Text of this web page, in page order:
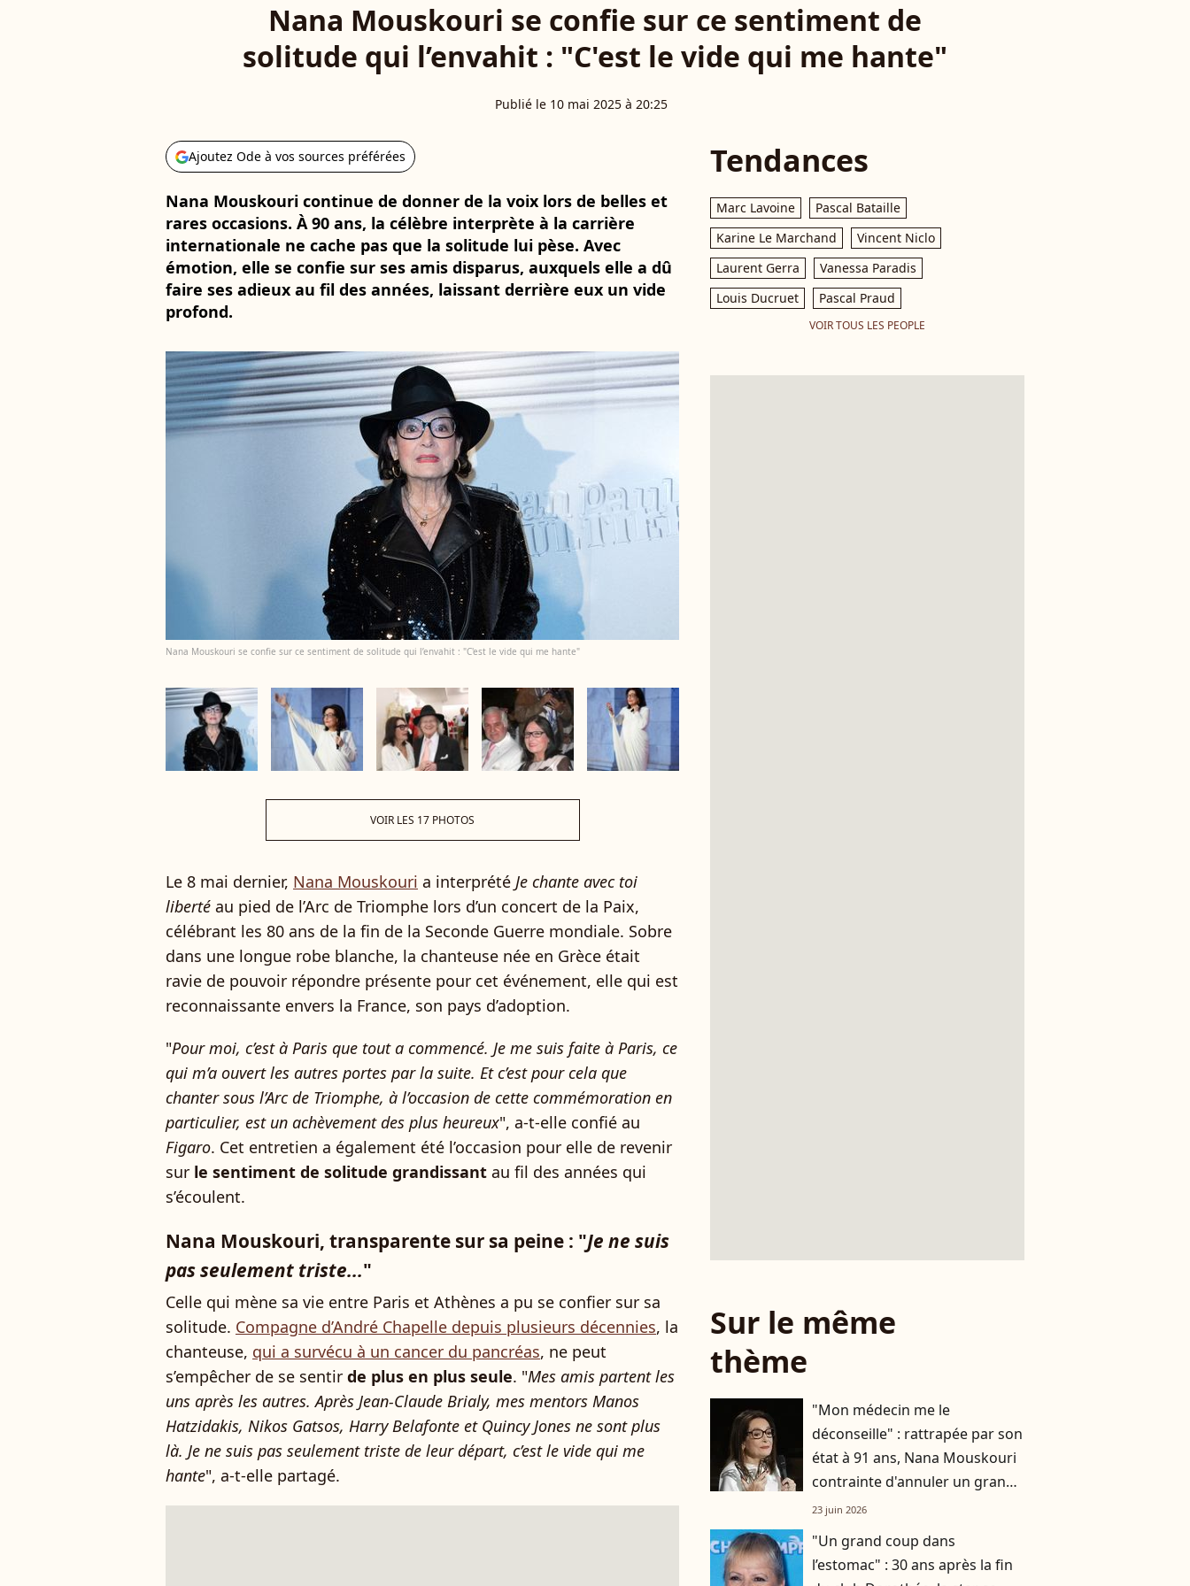
Nana Mouskouri se confie sur ce sentiment de
solitude qui l’envahit : "C'est le vide qui me hante"
Publié le 10 mai 2025 à 20:25
Ajoutez Ode à vos sources préférées
Nana Mouskouri continue de donner de la voix lors de belles et
rares occasions. À 90 ans, la célèbre interprète à la carrière
internationale ne cache pas que la solitude lui pèse. Avec
émotion, elle se confie sur ses amis disparus, auxquels elle a dû
faire ses adieux au fil des années, laissant derrière eux un vide
profond.
Nana Mouskouri se confie sur ce sentiment de solitude qui l’envahit : "C'est le vide qui me hante"
VOIR LES 17 PHOTOS
Le 8 mai dernier, Nana Mouskouri a interprété Je chante avec toi
liberté au pied de l’Arc de Triomphe lors d’un concert de la Paix,
célébrant les 80 ans de la fin de la Seconde Guerre mondiale. Sobre
dans une longue robe blanche, la chanteuse née en Grèce était
ravie de pouvoir répondre présente pour cet événement, elle qui est
reconnaissante envers la France, son pays d’adoption.
"Pour moi, c’est à Paris que tout a commencé. Je me suis faite à Paris, ce
qui m’a ouvert les autres portes par la suite. Et c’est pour cela que
chanter sous l’Arc de Triomphe, à l’occasion de cette commémoration en
particulier, est un achèvement des plus heureux", a-t-elle confié au
Figaro. Cet entretien a également été l’occasion pour elle de revenir
sur le sentiment de solitude grandissant au fil des années qui
s’écoulent.
Nana Mouskouri, transparente sur sa peine : "Je ne suis
pas seulement triste..."
Celle qui mène sa vie entre Paris et Athènes a pu se confier sur sa
solitude. Compagne d’André Chapelle depuis plusieurs décennies, la
chanteuse, qui a survécu à un cancer du pancréas, ne peut
s’empêcher de se sentir de plus en plus seule. "Mes amis partent les
uns après les autres. Après Jean-Claude Brialy, mes mentors Manos
Hatzidakis, Nikos Gatsos, Harry Belafonte et Quincy Jones ne sont plus
là. Je ne suis pas seulement triste de leur départ, c’est le vide qui me
hante", a-t-elle partagé.
Tendances
Marc Lavoine
Pascal Bataille
Karine Le Marchand
Vincent Niclo
Laurent Gerra
Vanessa Paradis
Louis Ducruet
Pascal Praud
VOIR TOUS LES PEOPLE
Sur le même
thème
"Mon médecin me le
déconseille" : rattrapée par son
état à 91 ans, Nana Mouskouri
contrainte d'annuler un grand
rendez-vous
23 juin 2026
"Un grand coup dans
l’estomac" : 30 ans après la fin